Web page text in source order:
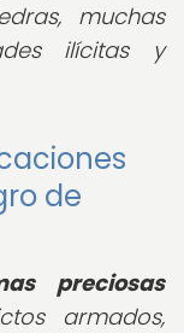
muchas
ilícitas y
de
preciosas
armados,